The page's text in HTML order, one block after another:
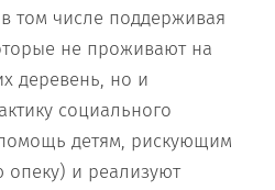
том числе поддерживая
не проживают на
деревень, но и
социального
детям, рискующим
опеку) и реализуют